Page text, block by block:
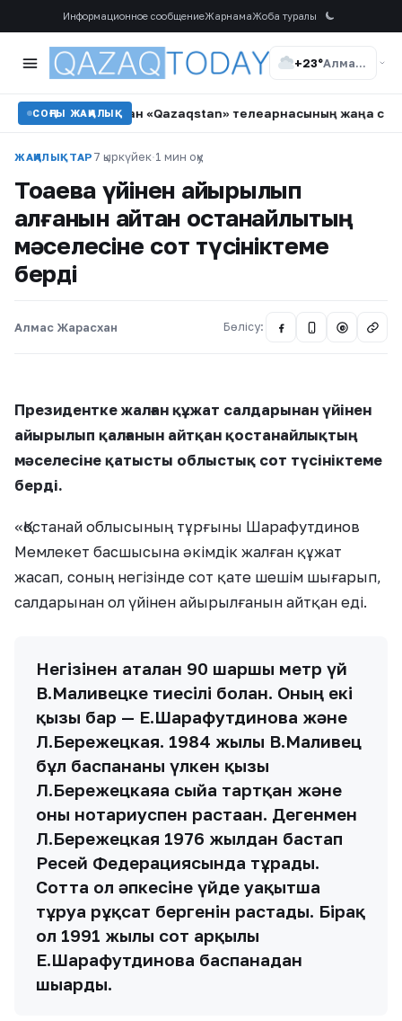
Информационное сообщениеЖарнамаЖоба туралы
+23° Алматы
СОҢҒЫ ЖАҢАЛЫҚ
Мұқан «Qazaqstan» телеарнасының жаңа сериалында
ЖАҢАЛЫҚТАР 7 қыркүйек·1 мин оқу
Тоқаевқа үйінен айырылып
қалғанын айтқан қостанайлықтың
мәселесіне сот түсініктеме
берді
Алмас Жарасхан Бөлісу: @
Президентке жалған құжат салдарынан үйінен
айырылып қалғанын айтқан қостанайлықтың
мәселесіне қатысты облыстық сот түсініктеме
берді.
«Қостанай облысының тұрғыны Шарафутдинов
Мемлекет басшысына әкімдік жалған құжат
жасап, соның негізінде сот қате шешім шығарып,
салдарынан ол үйінен айырылғанын айтқан еді.
Негізінен аталған 90 шаршы метр үй
В.Маливецке тиесілі болған. Оның екі
қызы бар — Е.Шарафутдинова және
Л.Бережецкая. 1984 жылы В.Маливец
бұл баспананы үлкен қызы
Л.Бережецкаяға сыйға тартқан және
оны нотариуспен растаған. Дегенмен
Л.Бережецкая 1976 жылдан бастап
Ресей Федерациясында тұрады.
Сотта ол әпкесіне үйде уақытша
тұруға рұқсат бергенін растады. Бірақ
ол 1991 жылы сот арқылы
Е.Шарафутдинова баспанадан
шығарды.